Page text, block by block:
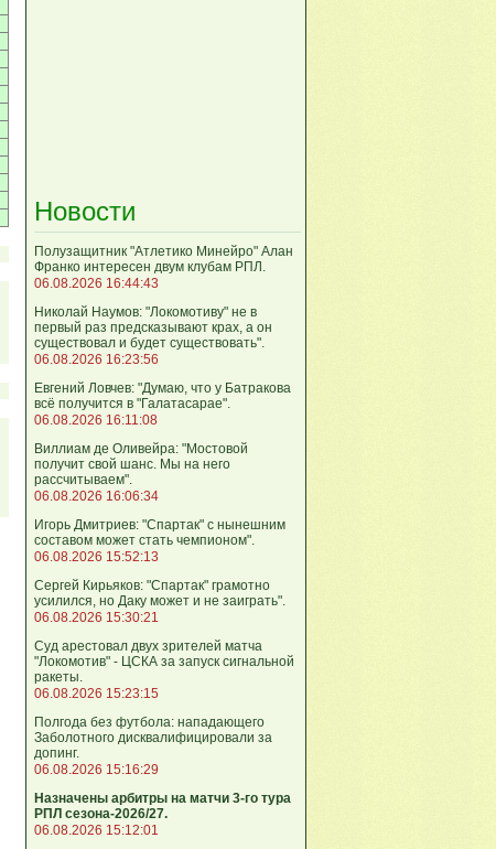
Новости
Полузащитник "Атлетико Минейро" Алан
Франко интересен двум клубам РПЛ.
06.08.2026 16:44:43
Николай Наумов: "Локомотиву" не в
первый раз предсказывают крах, а он
существовал и будет существовать".
06.08.2026 16:23:56
Евгений Ловчев: "Думаю, что у Батракова
всё получится в "Галатасарае".
06.08.2026 16:11:08
Виллиам де Оливейра: "Мостовой
получит свой шанс. Мы на него
рассчитываем".
06.08.2026 16:06:34
Игорь Дмитриев: "Спартак" с нынешним
составом может стать чемпионом".
06.08.2026 15:52:13
Сергей Кирьяков: "Спартак" грамотно
усилился, но Даку может и не заиграть".
06.08.2026 15:30:21
Суд арестовал двух зрителей матча
"Локомотив" - ЦСКА за запуск сигнальной
ракеты.
06.08.2026 15:23:15
Полгода без футбола: нападающего
Заболотного дисквалифицировали за
допинг.
06.08.2026 15:16:29
Назначены арбитры на матчи 3-го тура
РПЛ сезона-2026/27.
06.08.2026 15:12:01